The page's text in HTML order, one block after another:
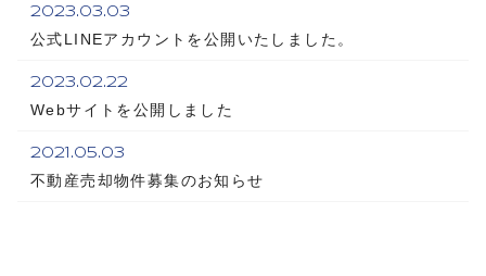
2023.03.03
公式LINEアカウントを公開いたしました。
2023.02.22
Webサイトを公開しました
2021.05.03
不動産売却物件募集のお知らせ